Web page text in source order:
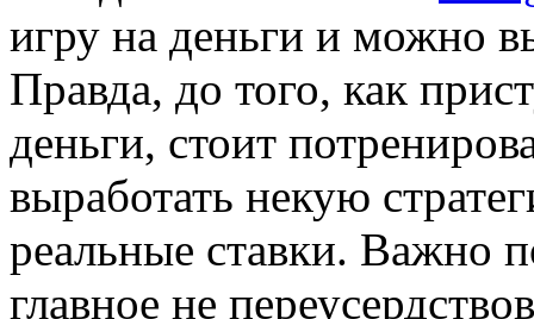
игру на деньги и можно
Правда, до того, как
деньги, стоит
выработать некую
реальные ставки. Важно
главное не